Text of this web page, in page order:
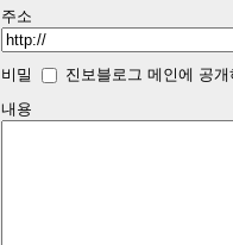
주소
비밀
진보블로그 메인에 공
내용